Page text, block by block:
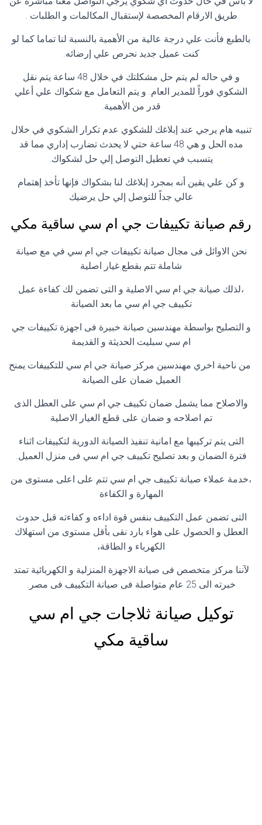
طريق الارقام المخصصة لإستقبال المكالمات و الطلبات .
بالطبع فأنت علي درجة عالية من الأهمية بالنسبة لنا تماما كما لو
كنت عميل جديد نحرص علي إرضائه.
و في حاله لم يتم حل مشكلتك في خلال 48 ساعة يتم نقل
الشكوي فوراً للمدير العام. و يتم التعامل مع شكواك علي أعلي
قدر من الأهمية.
تنبيه هام يرجي عند إبلاغك للشكوي عدم تكرار الشكوي في خلال
مده الحل و هي 48 ساعة حتي لا يحدث تضارب إداري مما قد
يتسبب في تعطيل التوصل إلي حل لشكواك.
و كن علي يقين أنه بمجرد إبلاغك لنا بشكواك فإنها تأخذ إهتمام
عالي جداً للتوصل إلي حل يرضيك
رقم صيانة تكييفات جي ام سي ساقية مكي
نحن الاوائل فى مجال صيانة تكييفات جي ام سي في مع صيانة
شاملة تتم بقطع غيار اصلية
،لذلك صيانة جي ام سي الاصلية و التى تضمن لك كفاءة عمل
تكييف جي ام سي ما بعد الصيانة
و التصليح بواسطة مهندسين صيانة خبيرة فى اجهزة تكييفات جي
ام سي سبليت الحديثة و القديمة
من ناحية اخري مهندسين مركز صيانة جي ام سي للتكييفات يمنح
العميل ضمان على الصيانة
والاصلاح مما يشمل ضمان تكييف جي ام سي على العطل الذى
تم اصلاحه و ضمان على قطع الغيار الاصلية
التى يتم تركيبها مع امانية تنفيذ الصيانة الدورية لتكييفات اثناء
فترة الضمان و بعد تصليح تكييف جي ام سي فى منزل العميل.
،خدمة عملاء صيانة تكييف جي ام سي تتم على اعلى مستوى من
المهارة و الكفاءة
التى تضمن عمل التكييف بنفس قوة اداءه و كفاءته قبل حدوث
العطل و الحصول على هواء بارد نقى بأقل مستوى من استهلاك
الكهرباء و الطاقة،
لآننا مركز متخصص فى صيانة الاجهزة المنزلية و الكهربائية تمتد
خبرته الى 25 عام متواصلة فى صيانة التكييف فى مصر.
توكيل صيانة ثلاجات جي ام سي
ساقية مكي